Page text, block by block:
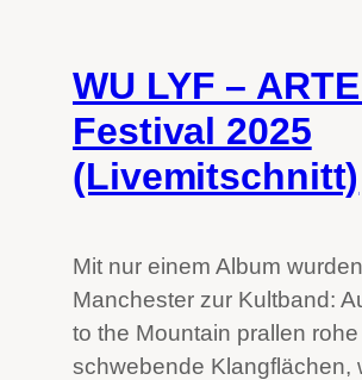
WU LYF –
Festival 2025
(Livemitschnitt)
Mit nur einem Album
Manchester zur Kultband:
to the Mountain prallen
schwebende Klangflächen,